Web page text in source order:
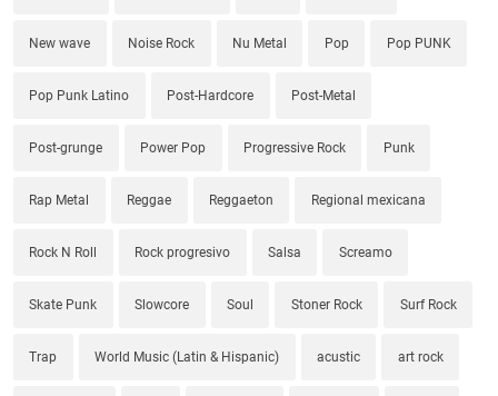
New wave Noise Rock Nu Metal Pop Pop PUNK
Pop Punk Latino Post-Hardcore Post-Metal
Post-grunge Power Pop Progressive Rock Punk
Rap Metal Reggae Reggaeton Regional mexicana
Rock N Roll Rock progresivo Salsa Screamo
Skate Punk Slowcore Soul Stoner Rock Surf Rock
Trap World Music (Latin & Hispanic) acustic art rock